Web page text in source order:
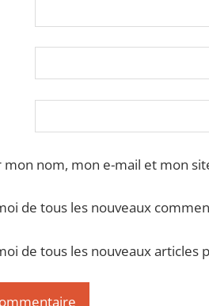
mon nom, mon e-mail et mon
de tous les nouveaux
de tous les nouveaux articles